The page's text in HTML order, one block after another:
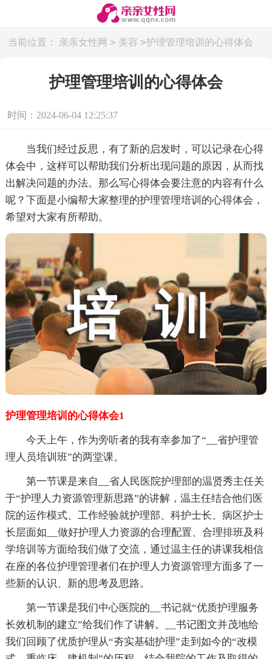
当前位置： 亲亲女性网 > 美容 >护理管理培训的心得体会
护理管理培训的心得体会
时间：2024-06-04 12:25:37
当我们经过反思，有了新的启发时，可以记录在心得
体会中，这样可以帮助我们分析出现问题的原因，从而找
出解决问题的办法。那么写心得体会要注意的内容有什么
呢？下面是小编帮大家整理的护理管理培训的心得体会，
希望对大家有所帮助。
护理管理培训的心得体会1
今天上午，作为旁听者的我有幸参加了“__省护理管
理人员培训班”的两堂课。
第一节课是来自__省人民医院护理部的温贤秀主任关
于“护理人力资源管理新思路”的讲解，温主任结合他们医
院的运作模式、工作经验就护理部、科护士长、病区护士
长层面如__做好护理人力资源的合理配置、合理排班及科
学培训等方面给我们做了交流，通过温主任的讲课我相信
在座的各位护理管理者们在护理人力资源管理方面多了一
些新的认识、新的思考及思路。
第一节课是我们中心医院的__书记就“优质护理服务
长效机制的建立”给我们作了讲解。__书记图文并茂地给
我们回顾了优质护理从“夯实基础护理”走到如今的“改模